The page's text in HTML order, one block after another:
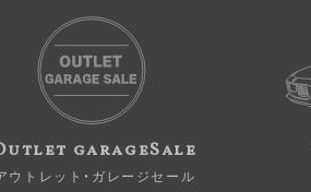
garageSale
ウトレット・ガレージセール